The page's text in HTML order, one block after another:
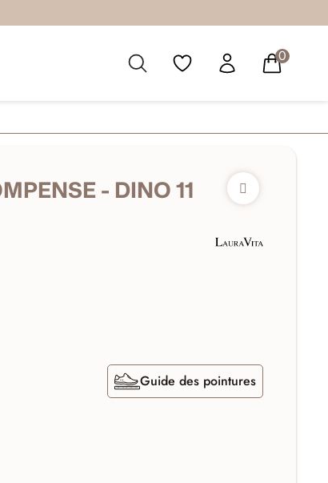
0
- DINO 11
Guide des pointures